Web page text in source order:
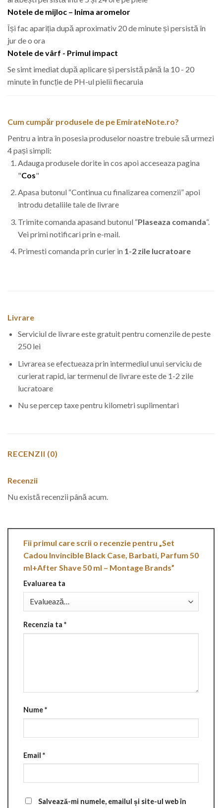
Notele de mijloc – Inima aromelor
Își fac apariția după aproximativ 20 de minute și persistă în
jur de o ora
Notele de vârf - Primul impact
Se simt imediat după aplicare și persistă până la 10 - 20
minute în funcție de PH-ul pielii fiecaruia
Cum cumpăr produsele de pe EmirateNote.ro?
Pentru a intra în posesia produselor noastre trebuie să urmezi
4 pași simpli:
Adauga produsele dorite in cos apoi acceseaza pagina
"Cos"
Apasa butonul “Continua cu finalizarea comenzii” apoi
introdu detaliile tale de livrare
Trimite comanda apasand butonul “Plaseaza comanda“.
Vei primi notificari prin e-mail.
Primesti comanda prin curier in 1-2 zile lucratoare
Livrare
Serviciul de livrare este gratuit pentru comenzile de peste
250 lei
Livrarea se efectueaza prin intermediul unui serviciu de
curierat rapid, iar termenul de livrare este de 1-2 zile
lucratoare
Nu se percep taxe pentru kilometri suplimentari
RECENZII (0)
Recenzii
Nu există recenzii până acum.
Fii primul care scrii o recenzie pentru „Set
Cadou Invincible Black Case, Barbati, Parfum 50
ml+After Shave 50 ml – Montage Brands”
Evaluarea ta
Recenzia ta *
Nume*
Email *
Salvează-mi numele, emailul și site-ul web în